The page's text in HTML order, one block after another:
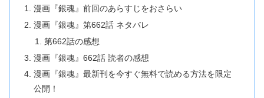
漫画『銀魂』前回のあらすじをおさらい
漫画『銀魂』第662話 ネタバレ
第662話の感想
漫画『銀魂』662話 読者の感想
漫画『銀魂』最新刊を今すぐ無料で読める方法を限定
公開！